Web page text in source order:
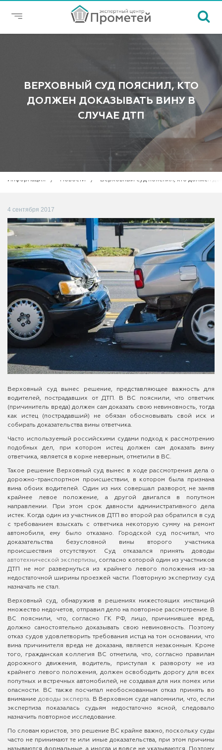
ВЕРХОВНЫЙ СУД ПОЯСНИЛ, КТО
ДОЛЖЕН ДОКАЗЫВАТЬ ВИНУ В
СЛУЧАЕ ДТП
Информация Новости Верховный суд пояснил, кто должен
4 сентября 2017
Верховный суд вынес решение, представляющее важность для
водителей, пострадавших от ДТП. В ВС пояснили, что ответчик
(причинитель вреда) должен сам доказать свою невиновность, тогда
как истец (пострадавший) не обязан обосновывать свой иск и
собирать доказательства вины ответчика.
Часто используемый российскими судами подход к рассмотрению
подобных дел, при котором истец должен сам доказать вину
ответчика, является в корне неверным, отметили в ВС.
Такое решение Верховный суд вынес в ходе рассмотрения дела о
дорожно-транспортном происшествии, в котором была признана
вина обоих водителей. Один из них совершал разворот, не заняв
крайнее левое положение, а другой двигался в попутном
направлении. При этом срок давности административного дела
истек. Когда один из участников ДТП во второй раз обратился в суд
с требованием взыскать с ответчика некоторую сумму на ремонт
автомобиля, ему было отказано. Городской суд посчитал, что
доказательства безусловной вины второго участника
происшествия отсутствуют. Суд отказался принять доводы
автотехнической экспертизы, согласно которой один из участников
ДТП не мог развернуться из крайнего левого положения из-за
недостаточной ширины проезжей части. Повторную экспертизу суд
назначать не стал.
Верховный суд, обнаружив в решениях нижестоящих инстанций
множество недочетов, отправил дело на повторное рассмотрение. В
ВС пояснили, что, согласно ГК РФ, лицо, причинившее вред,
должно самостоятельно доказывать свою невиновность. Поэтому
отказ судов удовлетворить требования истца на том основании, что
вина причинителя вреда не доказана, является незаконным. Кроме
того, гражданская коллегия ВС отметила, что, согласно правилам
дорожного движения, водитель, приступая к развороту не из
крайнего левого положения, должен освободить дорогу для всех
попутных и встречных автомобилей, не создавая для них помех или
опасности. ВС также посчитал необоснованным отказ принять во
внимание доводы эксперта. В Верховном суде напомнили, что, если
экспертиза показалась судьям недостаточно ясной, следовало
назначить повторное исследование.
По словам юристов, это решение ВС крайне важно, поскольку суды
часто не принимают те или иные доказательства, при этом причины